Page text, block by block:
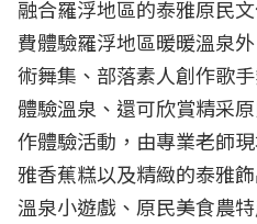
融合羅浮地區的泰雅原民
費體驗羅浮地區暖暖溫泉
術舞集、部落素人創作歌
體驗溫泉、還可欣賞精采
作體驗活動，由專業老師
雅香蕉糕以及精緻的泰雅
溫泉小遊戲、原民美食農